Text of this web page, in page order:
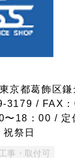
京都葛飾区鎌
3179 / FAX
〜18：00 / 定
祭日
工事・取付可